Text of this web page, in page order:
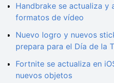
Handbrake se actualiza y
formatos de vídeo
Nuevo logro y nuevos
prepara para el Día de la
Fortnite se actualiza en
nuevos objetos